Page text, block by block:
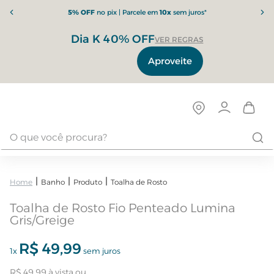
5% OFFno pix | Parcele em10xsem juros*
Dia K 40% OFFVER REGRAS
Aproveite
Banho Produto Toalha de Rosto
Toalha de Rosto Fio Penteado Lumina
Gris/Greige
1x R$ 49,99 sem juros